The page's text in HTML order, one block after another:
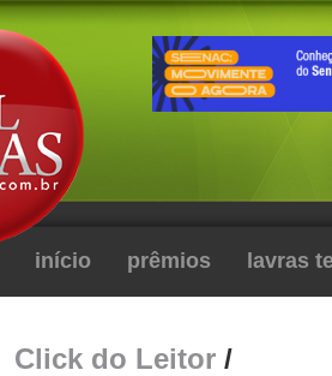
início prêmios lavras
Click do Leitor /